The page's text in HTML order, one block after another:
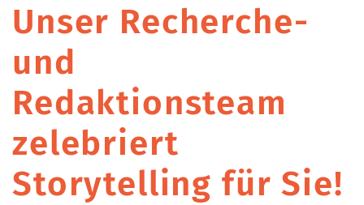
Unser Recherche-
und
Redaktionsteam
zelebriert
Storytelling für Sie!